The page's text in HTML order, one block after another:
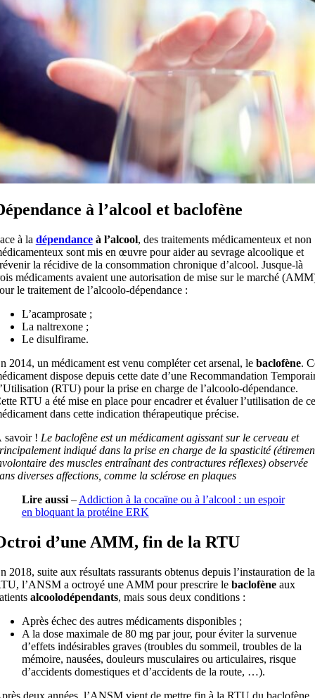
à l’alcool et baclofène
à la dépendanceà l’alcool, des traitements médicamenteux et non
sont mis en œuvre pour aider au sevrage alcoolique et
la récidive de la consommation chronique d’alcool. Jusque-là
médicaments avaient une autorisation de mise sur le marché
le traitement de l’alcoolo-dépendance :
L’acamprosate ;
La naltrexone ;
Le disulfirame.
2014, un médicament est venu compléter cet arsenal, le baclofène.
dispose depuis cette date d’une Recommandation
(RTU) pour la prise en charge de l’alcoolo-dépendance.
RTU a été mise en place pour encadrer et évaluer l’utilisation de ce
dans cette indication thérapeutique précise.
savoir ! Le baclofène est un médicament agissant sur le cerveau et
indiqué dans la prise en charge de la spasticité
des muscles entraînant des contractures réflexes) observée
diverses affections, comme la sclérose en plaques
Lire aussi– Addiction à la cocaïne ou à l’alcool : un espoir
en bloquant la protéine ERK
d’une AMM, fin de la RTU
2018, suite aux résultats rassurants obtenus depuis l’instauration de la
l’ANSM a octroyé une AMM pour prescrire le baclofèneaux
alcoolodépendants, mais sous deux conditions :
Après échec des autres médicaments disponibles ;
A la dose maximale de 80 mg par jour, pour éviter la survenue
d’effets indésirables graves (troubles du sommeil, troubles de la
mémoire, nausées, douleurs musculaires ou articulaires, risque
d’accidents domestiques et d’accidents de la route, …).
deux années, l’ANSM vient de mettre fin à la RTU du baclofène,